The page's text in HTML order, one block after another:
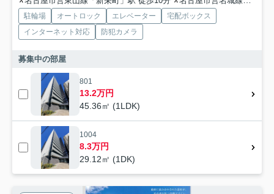
駐輪場 オートロック エレベーター
宅配ボックス
インターネット対応
防犯カメラ
募集中の部屋
801
13.2万円
45.36㎡ (1LDK)
1004
8.3万円
29.12㎡ (1DK)